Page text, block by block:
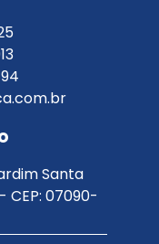
Santa
CEP: 07090-